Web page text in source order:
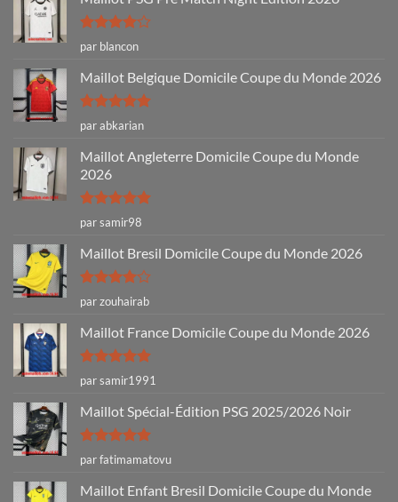
Note4
sur 5
par blancon
Maillot Belgique Domicile Coupe du Monde 2026
Note5sur
5
par abkarian
Maillot Angleterre Domicile Coupe du Monde
2026
Note5sur
5
par samir98
Maillot Bresil Domicile Coupe du Monde 2026
Note4
sur 5
par zouhairab
Maillot France Domicile Coupe du Monde 2026
Note5sur
5
par samir1991
Maillot Spécial-Édition PSG 2025/2026 Noir
Note5sur
5
par fatimamatovu
Maillot Enfant Bresil Domicile Coupe du Monde